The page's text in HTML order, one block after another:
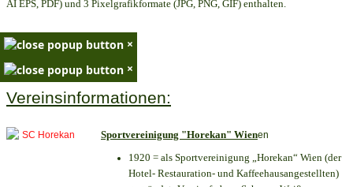
AI EPS, PDF) und 3 Pixelgrafikformate (JPG, PNG, GIF) enthalten.
×
×
Vereinsinformationen:
Sportvereinigung "Horekan" Wienen
1920 = als Sportvereinigung „Horekan“ Wien (der
Hotel- Restauration- und Kaffeehausangestellten)